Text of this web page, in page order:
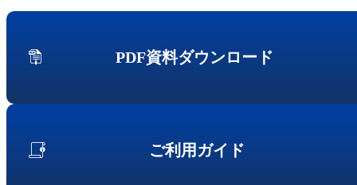
データセンター撤去/買取
データライブの保守品質
導入事例
データライブの考えるセキュリティ
PDF資料ダウンロード
ご利用ガイド